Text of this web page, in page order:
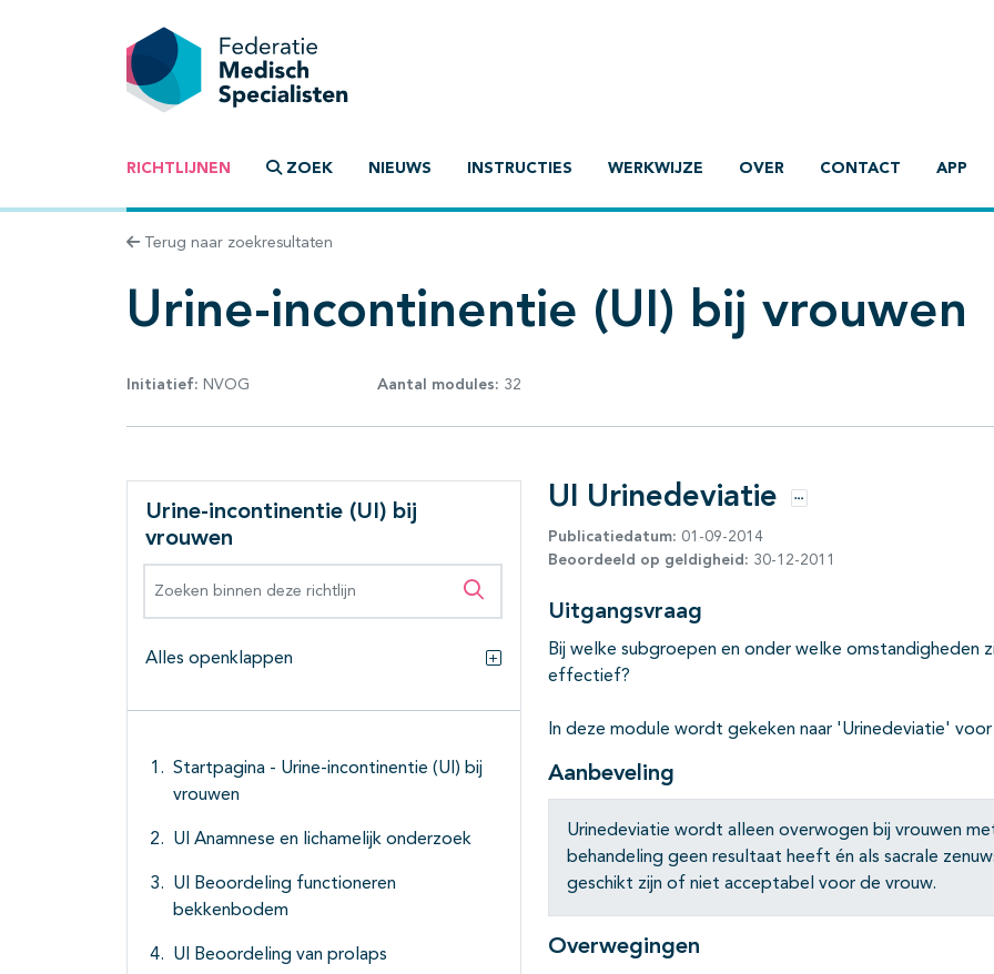
RICHTLIJNEN ZOEK NIEUWS INSTRUCTIES WERKWIJZE OVER CONTACT APP
Terug naar zoekresultaten
Urine-incontinentie (UI) bij vrouwen
Initiatief: NVOG Aantal modules: 32
Urine-incontinentie (UI) bij
vrouwen
Zoeken binnen deze richtlijn
Alles openklappen
Alles openklappen
Startpagina - Urine-incontinentie (UI) bij
vrouwen
UI Anamnese en lichamelijk onderzoek
UI Beoordeling functioneren
bekkenbodem
UI Beoordeling van prolaps
UI Urinedeviatie Opties
Publicatiedatum: 01-09-2014
Beoordeeld op geldigheid: 30-12-2011
Uitgangsvraag
Bij welke subgroepen en onder welke omstandigheden
effectief?
In deze module wordt gekeken naar 'Urinedeviatie'
Aanbeveling
Urinedeviatie wordt alleen overwogen bij vrouwen
behandeling geen resultaat heeft én als sacrale
geschikt zijn of niet acceptabel voor de vrouw.
Overwegingen